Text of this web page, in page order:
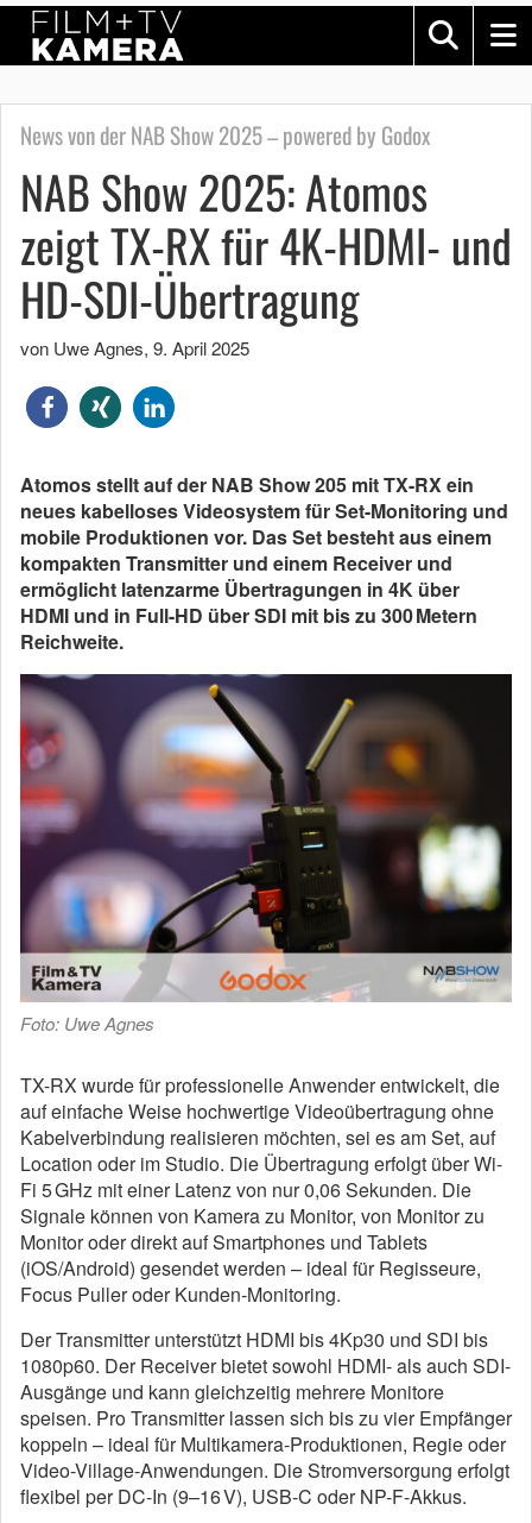
News von der NAB Show 2025 – powered by Godox
NAB Show 2025: Atomos
zeigt TX-RX für 4K-HDMI- und
HD-SDI-Übertragung
von Uwe Agnes, 9. April 2025
Atomos stellt auf der NAB Show 205 mit TX-RX ein
neues kabelloses Videosystem für Set-Monitoring und
mobile Produktionen vor. Das Set besteht aus einem
kompakten Transmitter und einem Receiver und
ermöglicht latenzarme Übertragungen in 4K über
HDMI und in Full-HD über SDI mit bis zu 300 Metern
Reichweite.
Foto: Uwe Agnes
TX-RX wurde für professionelle Anwender entwickelt, die
auf einfache Weise hochwertige Videoübertragung ohne
Kabelverbindung realisieren möchten, sei es am Set, auf
Location oder im Studio. Die Übertragung erfolgt über Wi-
Fi 5 GHz mit einer Latenz von nur 0,06 Sekunden. Die
Signale können von Kamera zu Monitor, von Monitor zu
Monitor oder direkt auf Smartphones und Tablets
(iOS/Android) gesendet werden – ideal für Regisseure,
Focus Puller oder Kunden-Monitoring.
Der Transmitter unterstützt HDMI bis 4Kp30 und SDI bis
1080p60. Der Receiver bietet sowohl HDMI- als auch SDI-
Ausgänge und kann gleichzeitig mehrere Monitore
speisen. Pro Transmitter lassen sich bis zu vier Empfänger
koppeln – ideal für Multikamera-Produktionen, Regie oder
Video-Village-Anwendungen. Die Stromversorgung erfolgt
flexibel per DC-In (9–16 V), USB-C oder NP-F-Akkus.